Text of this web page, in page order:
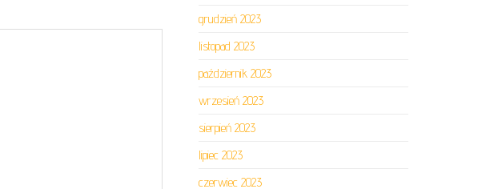
grudzień 2023
listopad 2023
październik 2023
wrzesień 2023
sierpień 2023
lipiec 2023
czerwiec 2023